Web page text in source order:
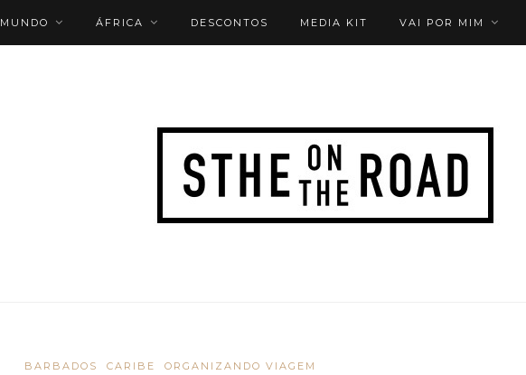
MUNDO ÁFRICA DESCONTOS MEDIA KIT VAI POR MIM
BARBADOS CARIBE ORGANIZANDO VIAGEM